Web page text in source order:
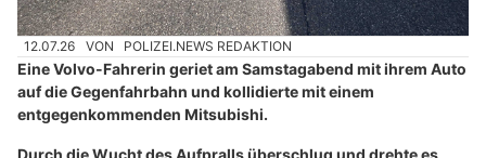
12.07.26 VON POLIZEI.NEWS REDAKTION
Eine Volvo-Fahrerin geriet am Samstagabend mit ihrem Auto
auf die Gegenfahrbahn und kollidierte mit einem
entgegenkommenden Mitsubishi.